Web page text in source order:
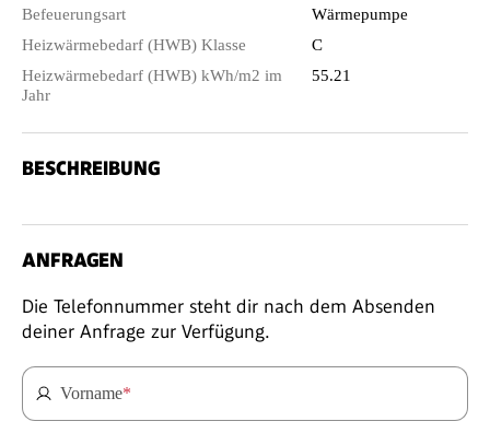
Befeuerungsart
Wärmepumpe
Heizwärmebedarf (HWB) Klasse
C
Heizwärmebedarf (HWB) kWh/m2 im
Jahr
55.21
BESCHREIBUNG
ANFRAGEN
Die Telefonnummer steht dir nach dem Absenden
deiner Anfrage zur Verfügung.
Vorname*